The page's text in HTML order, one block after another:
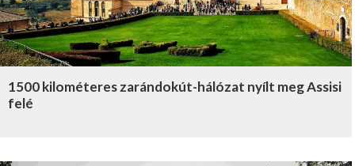
1500 kilométeres zarándokút-hálózat nyílt meg Assisi
felé